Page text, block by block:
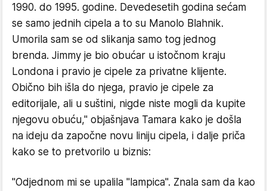
1990. do 1995. godine. Devedesetih godina sećam
se samo jednih cipela a to su Manolo Blahnik.
Umorila sam se od slikanja samo tog jednog
brenda. Jimmy je bio obućar u istočnom kraju
Londona i pravio je cipele za privatne klijente.
Obično bih išla do njega, pravio je cipele za
editorijale, ali u suštini, nigde niste mogli da kupite
njegovu obuću," objašnjava Tamara kako je došla
na ideju da započne novu liniju cipela, i dalje priča
kako se to pretvorilo u biznis:
"Odjednom mi se upalila "lampica". Znala sam da kao